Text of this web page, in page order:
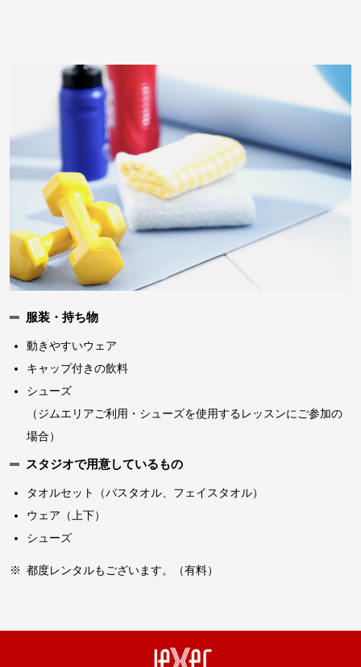
服装・持ち物
動きやすいウェア
キャップ付きの飲料
シューズ
（ジムエリアご利用・シューズを使用するレッスンにご参加の
場合）
スタジオで用意しているもの
タオルセット（バスタオル、フェイスタオル）
ウェア（上下）
シューズ
※ 都度レンタルもございます。（有料）